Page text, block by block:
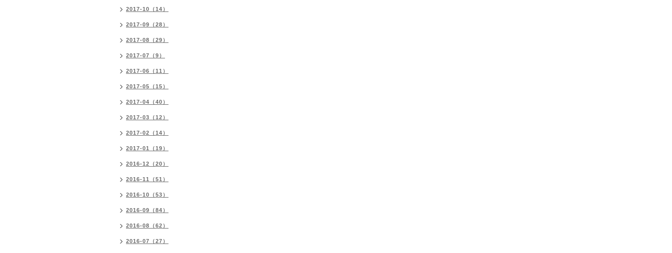
2017-10（14）
2017-09（28）
2017-08（29）
2017-07（9）
2017-06（11）
2017-05（15）
2017-04（40）
2017-03（12）
2017-02（14）
2017-01（19）
2016-12（20）
2016-11（51）
2016-10（53）
2016-09（84）
2016-08（62）
2016-07（27）